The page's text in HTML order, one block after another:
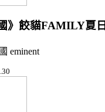
》餃貓FAMILY夏
eminent